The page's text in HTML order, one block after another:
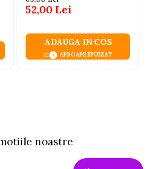
52,00 Lei
ADAUGA IN COS
APROAPE EPUIZAT
noastre